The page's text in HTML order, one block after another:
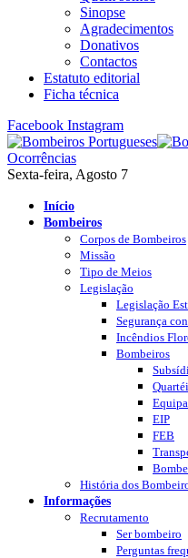
Sinopse
Agradecimentos
Donativos
Contactos
Estatuto editorial
Ficha técnica
Facebook Instagram
Ocorrências
Sexta-feira, Agosto 7
Início
Bombeiros
Corpos de Bombeiros
Missão
Tipo de Meios
Legislação
Legislação
Segurança
Incêndios
Bombeiros
EIP
FEB
História dos
Informações
Recrutamento
Ser bombeiro
Perguntas